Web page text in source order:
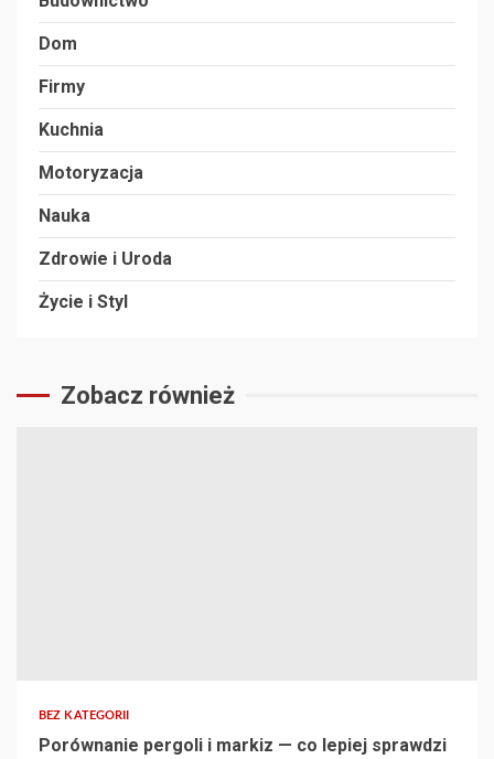
Dom
Firmy
Kuchnia
Motoryzacja
Nauka
Zdrowie i Uroda
Życie i Styl
Zobacz również
BEZ KATEGORII
Porównanie pergoli i markiz — co lepiej sprawdzi